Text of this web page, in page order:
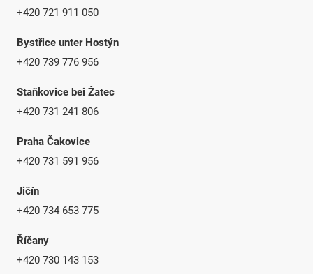
+420 721 911 050
Bystřice unter Hostýn
+420 739 776 956
Staňkovice bei Žatec
+420 731 241 806
Praha Čakovice
+420 731 591 956
Jičín
+420 734 653 775
Říčany
+420 730 143 153